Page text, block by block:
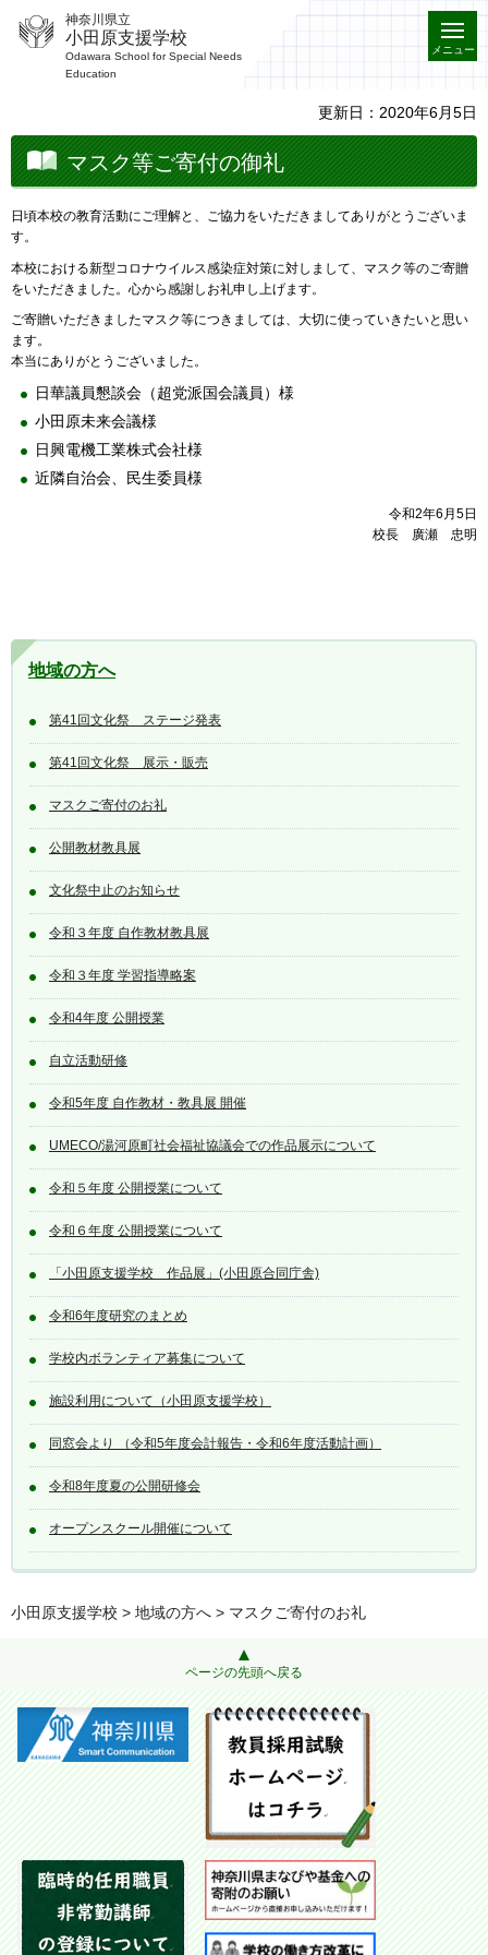
神奈川県立
小田原支援学校
Odawara School for Special Needs
Education
メニュー
更新日：2020年6月5日
マスク等ご寄付の御礼
日頃本校の教育活動にご理解と、ご協力をいただきましてありがとうございま
す。
本校における新型コロナウイルス感染症対策に対しまして、マスク等のご寄贈
をいただきました。心から感謝しお礼申し上げます。
ご寄贈いただきましたマスク等につきましては、大切に使っていきたいと思い
ます。
本当にありがとうございました。
日華議員懇談会（超党派国会議員）様
小田原未来会議様
日興電機工業株式会社様
近隣自治会、民生委員様
令和2年6月5日
校長 廣瀬 忠明
地域の方へ
第41回文化祭 ステージ発表
第41回文化祭 展示・販売
マスクご寄付のお礼
公開教材教具展
文化祭中止のお知らせ
令和３年度 自作教材教具展
令和３年度 学習指導略案
令和4年度 公開授業
自立活動研修
令和5年度 自作教材・教具展 開催
UMECO/湯河原町社会福祉協議会での作品展示について
令和５年度 公開授業について
令和６年度 公開授業について
「小田原支援学校 作品展」(小田原合同庁舎)
令和6年度研究のまとめ
学校内ボランティア募集について
施設利用について（小田原支援学校）
同窓会より （令和5年度会計報告・令和6年度活動計画）
令和8年度夏の公開研修会
オープンスクール開催について
小田原支援学校 > 地域の方へ > マスクご寄付のお礼
ページの先頭へ戻る